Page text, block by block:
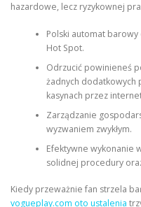
PHYSICAL THERAPY
POST SURGICAL
TESTIMONIALS
hazardowe, lecz ryzykownej
Polski automat
Hot Spot.
Odrzucić powinieneś
żadnych dodatkowych
kasynach przez
Zarządzanie
wyzwaniem zwykłym.
Efektywne wykonanie
solidnej procedury
Kiedy przeważnie fan strzela
vogueplay.com oto ustalenia